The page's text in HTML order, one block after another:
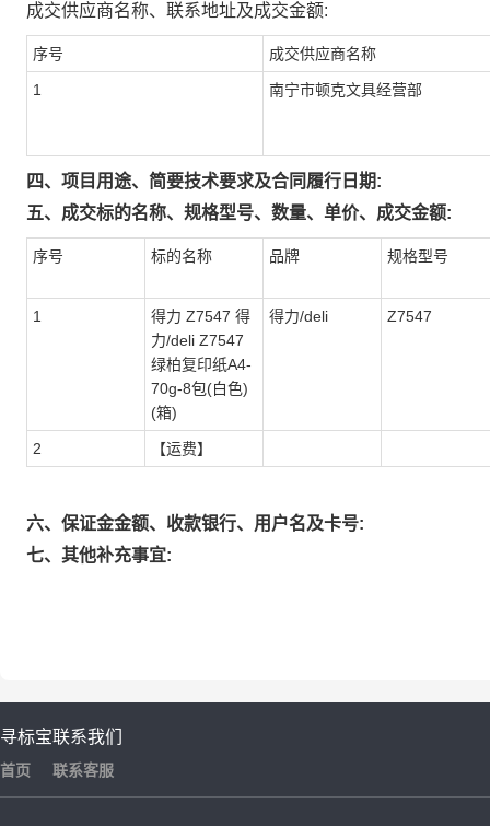
成交供应商名称、联系地址及成交金额:
序号 成交供应商名称
1 南宁市顿克文具经营部
四、项目用途、简要技术要求及合同履行日期:
五、成交标的名称、规格型号、数量、单价、成交金额:
序号 标的名称 品牌 规格型号
1
得力 Z7547 得
力/deli Z7547
绿柏复印纸A4-
70g-8包(白色)
(箱)
得力/deli Z7547
2 【运费】
六、保证金金额、收款银行、用户名及卡号:
七、其他补充事宜:
寻标宝
首页
联系我们
联系客服